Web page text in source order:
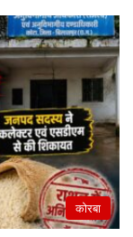
कोरबा